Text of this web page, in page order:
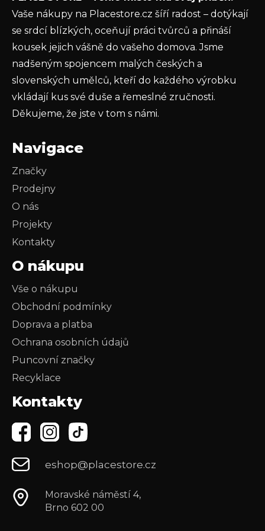
PŘIHLÁSIT SE
Vaše nákupy na Placestore.cz šíří radost – dotýkají
se srdcí blízkých, oceňují práci tvůrců a přináší
kousek jejich vášně do vašeho domova. Jsme
nadšeným spojencem malých českých a
slovenských umělců, kteří do každého výrobku
vkládají kus své duše a řemeslné zručnosti.
Děkujeme, že jste v tom s námi.
Navigace
Značky
Prodejny
O nás
Projekty
Kontakty
O nákupu
Vše o nákupu
Obchodní podmínky
Doprava a platba
Ochrana osobních údajů
Puncovní značky
Recyklace
Kontakty
eshop@placestore.cz
Moravské náměstí 4,
Brno 602 00